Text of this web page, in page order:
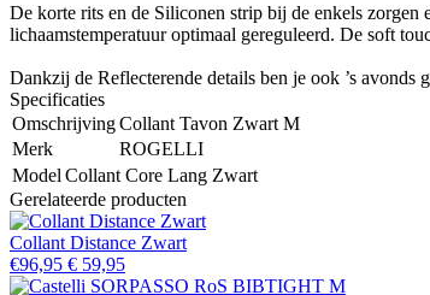
De korte rits en de Siliconen strip bij de enkels
lichaamstemperatuur optimaal gereguleerd. De soft
Dankzij de Reflecterende details ben je ook ’s avonds
Specificaties
OmschrijvingCollant Tavon Zwart M
Merk
ROGELLI
Model Collant Core Lang Zwart
Gerelateerde producten
Collant Distance Zwart
€96,95 € 59,95